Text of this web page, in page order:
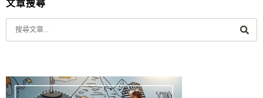
文章搜尋